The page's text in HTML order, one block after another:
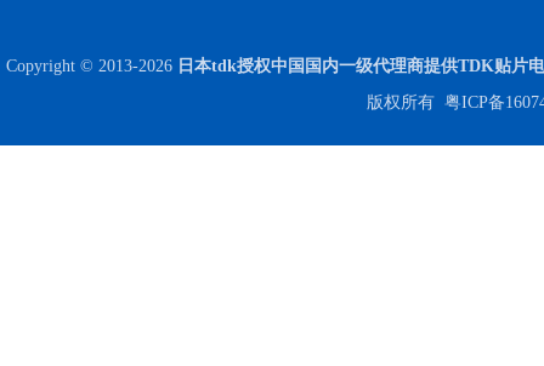
Copyright © 2013-2026 日本tdk授权中国国内一级代理商提供TDK贴片
版权所有 粤ICP备